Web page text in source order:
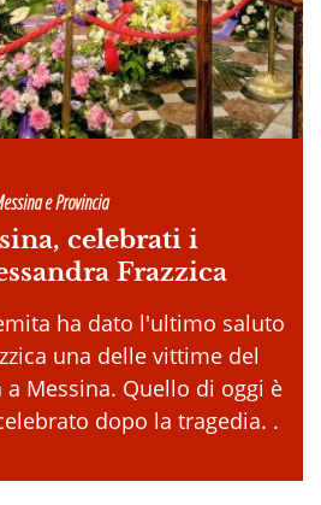
e Provincia
celebrati i
Frazzica
ha dato l'ultimo saluto
una delle vittime del
Messina. Quello di oggi è
dopo la tragedia. .